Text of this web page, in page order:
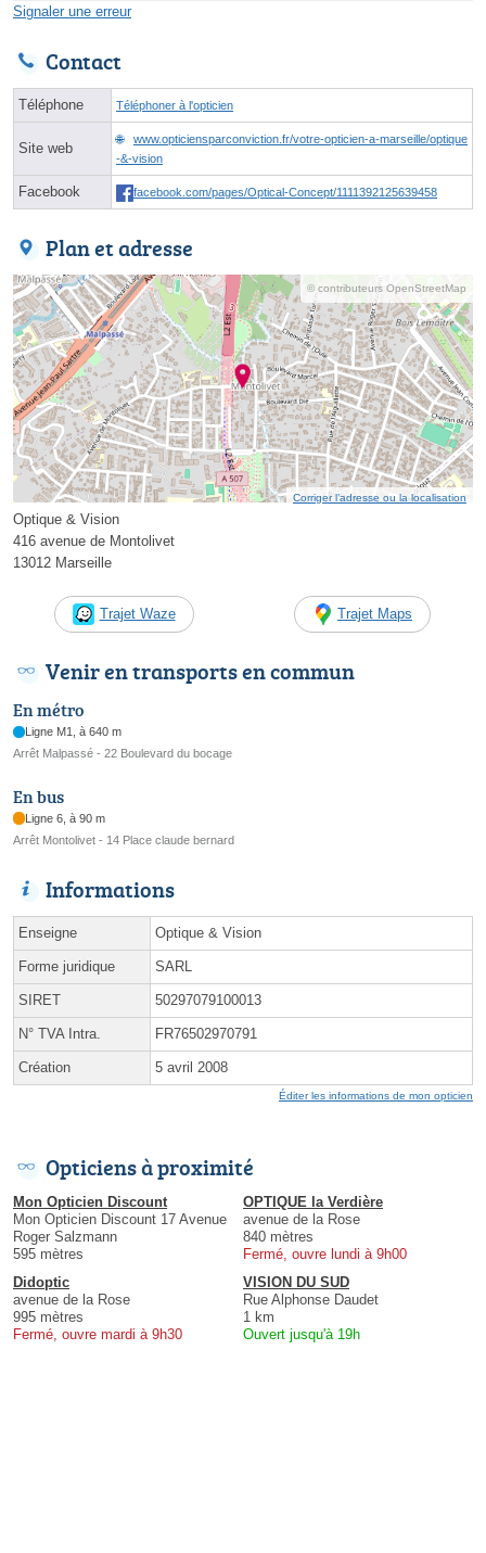
Signaler une erreur
Contact
Téléphone Téléphoner à l'opticien
Site web
www.opticiensparconviction.fr/votre-opticien-a-marseille/optique
-&-vision
Facebook facebook.com/pages/Optical-Concept/1111392125639458
Plan et adresse
© contributeurs OpenStreetMap
Corriger l’adresse ou la localisation
Optique & Vision
416 avenue de Montolivet
13012 Marseille
Trajet Waze Trajet Maps
Venir en transports en commun
En métro
Ligne M1, à 640 m
Arrêt Malpassé - 22 Boulevard du bocage
En bus
Ligne 6, à 90 m
Arrêt Montolivet - 14 Place claude bernard
Informations
Enseigne Optique & Vision
Forme juridique SARL
SIRET 50297079100013
N° TVA Intra. FR76502970791
Création 5 avril 2008
Éditer les informations de mon opticien
Opticiens à proximité
Mon Opticien Discount
Mon Opticien Discount 17 Avenue
Roger Salzmann
595 mètres
OPTIQUE la Verdière
avenue de la Rose
840 mètres
Fermé, ouvre lundi à 9h00
Didoptic
avenue de la Rose
995 mètres
Fermé, ouvre mardi à 9h30
VISION DU SUD
Rue Alphonse Daudet
1 km
Ouvert jusqu'à 19h